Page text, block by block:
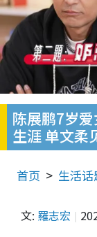
陈展鹏7岁
生涯 单文柔
首页 生活话
文: 羅志宏